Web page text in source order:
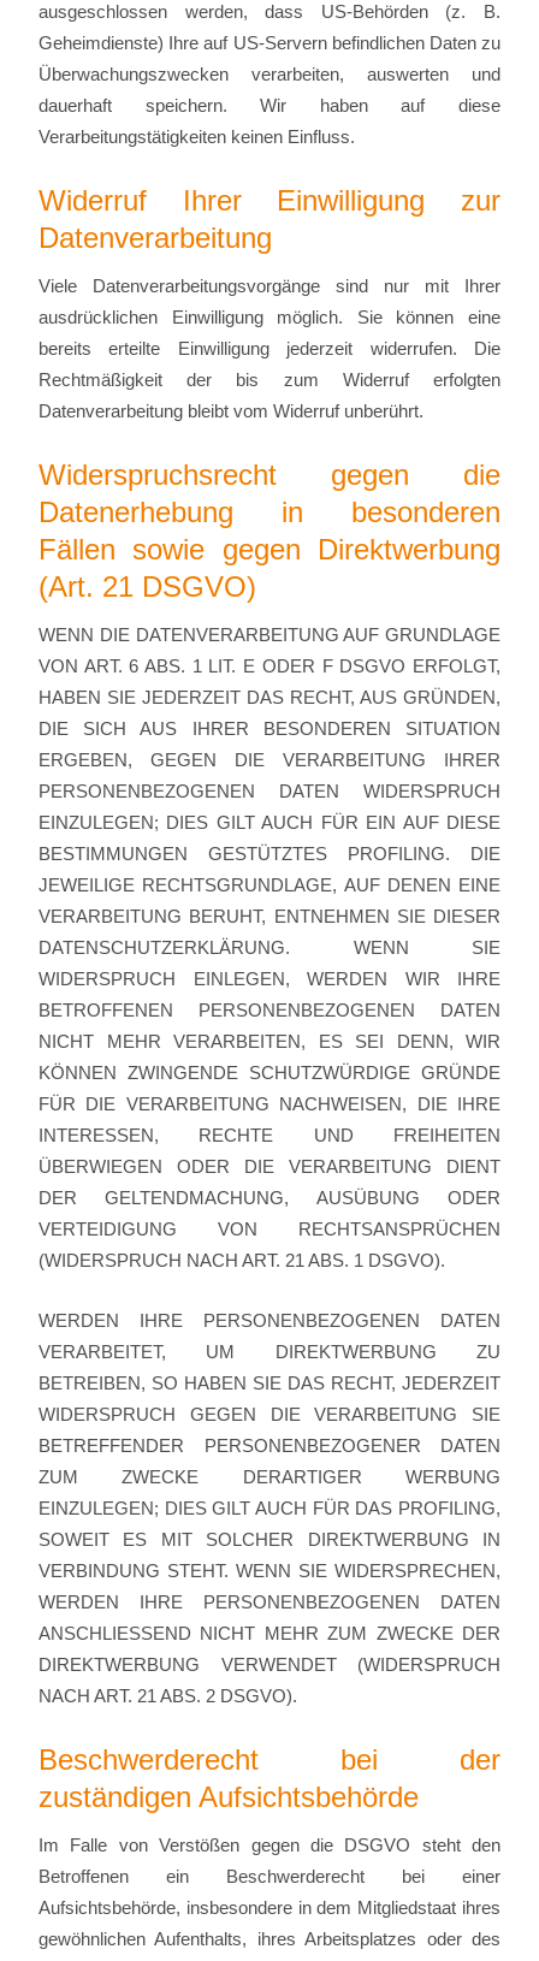
ausgeschlossen werden, dass US-Behörden (z. B.
Geheimdienste) Ihre auf US-Servern befindlichen Daten zu
Überwachungszwecken verarbeiten, auswerten und
dauerhaft speichern. Wir haben auf diese
Verarbeitungstätigkeiten keinen Einfluss.
Widerruf Ihrer Einwilligung zur
Datenverarbeitung
Viele Datenverarbeitungsvorgänge sind nur mit Ihrer
ausdrücklichen Einwilligung möglich. Sie können eine
bereits erteilte Einwilligung jederzeit widerrufen. Die
Rechtmäßigkeit der bis zum Widerruf erfolgten
Datenverarbeitung bleibt vom Widerruf unberührt.
Widerspruchsrecht gegen die
Datenerhebung in besonderen
Fällen sowie gegen Direktwerbung
(Art. 21 DSGVO)
WENN DIE DATENVERARBEITUNG AUF GRUNDLAGE
VON ART. 6 ABS. 1 LIT. E ODER F DSGVO ERFOLGT,
HABEN SIE JEDERZEIT DAS RECHT, AUS GRÜNDEN,
DIE SICH AUS IHRER BESONDEREN SITUATION
ERGEBEN, GEGEN DIE VERARBEITUNG IHRER
PERSONENBEZOGENEN DATEN WIDERSPRUCH
EINZULEGEN; DIES GILT AUCH FÜR EIN AUF DIESE
BESTIMMUNGEN GESTÜTZTES PROFILING. DIE
JEWEILIGE RECHTSGRUNDLAGE, AUF DENEN EINE
VERARBEITUNG BERUHT, ENTNEHMEN SIE DIESER
DATENSCHUTZERKLÄRUNG. WENN SIE
WIDERSPRUCH EINLEGEN, WERDEN WIR IHRE
BETROFFENEN PERSONENBEZOGENEN DATEN
NICHT MEHR VERARBEITEN, ES SEI DENN, WIR
KÖNNEN ZWINGENDE SCHUTZWÜRDIGE GRÜNDE
FÜR DIE VERARBEITUNG NACHWEISEN, DIE IHRE
INTERESSEN, RECHTE UND FREIHEITEN
ÜBERWIEGEN ODER DIE VERARBEITUNG DIENT
DER GELTENDMACHUNG, AUSÜBUNG ODER
VERTEIDIGUNG VON RECHTSANSPRÜCHEN
(WIDERSPRUCH NACH ART. 21 ABS. 1 DSGVO).
WERDEN IHRE PERSONENBEZOGENEN DATEN
VERARBEITET, UM DIREKTWERBUNG ZU
BETREIBEN, SO HABEN SIE DAS RECHT, JEDERZEIT
WIDERSPRUCH GEGEN DIE VERARBEITUNG SIE
BETREFFENDER PERSONENBEZOGENER DATEN
ZUM ZWECKE DERARTIGER WERBUNG
EINZULEGEN; DIES GILT AUCH FÜR DAS PROFILING,
SOWEIT ES MIT SOLCHER DIREKTWERBUNG IN
VERBINDUNG STEHT. WENN SIE WIDERSPRECHEN,
WERDEN IHRE PERSONENBEZOGENEN DATEN
ANSCHLIESSEND NICHT MEHR ZUM ZWECKE DER
DIREKTWERBUNG VERWENDET (WIDERSPRUCH
NACH ART. 21 ABS. 2 DSGVO).
Beschwerde­recht bei der
zuständigen Aufsichts­behörde
Im Falle von Verstößen gegen die DSGVO steht den
Betroffenen ein Beschwerderecht bei einer
Aufsichtsbehörde, insbesondere in dem Mitgliedstaat ihres
gewöhnlichen Aufenthalts, ihres Arbeitsplatzes oder des